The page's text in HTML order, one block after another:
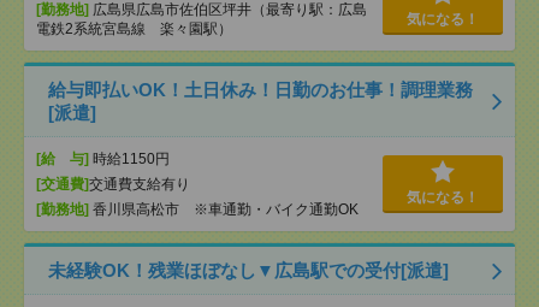
[勤務地] 広島県広島市佐伯区坪井（最寄り駅：広島
電鉄2系統宮島線 楽々園駅）
気になる！
給与即払いOK！土日休み！日勤のお仕事！調理業務
[派遣]
[給 与] 時給1150円
[交通費]交通費支給有り
[勤務地] 香川県高松市 ※車通勤・バイク通勤OK
気になる！
未経験OK！残業ほぼなし▼広島駅での受付[派遣]